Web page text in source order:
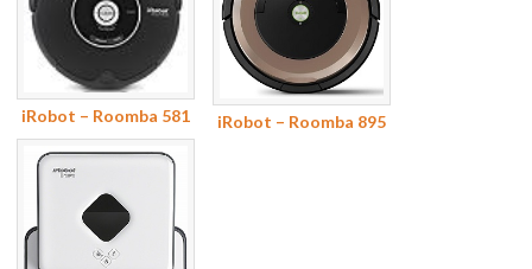
iRobot – Roomba 581 iRobot – Roomba 895